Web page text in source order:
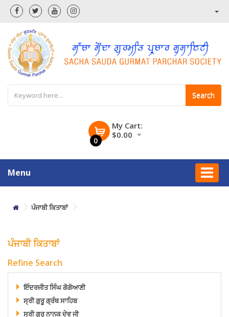
Search
0
My Cart:
$0.00
Menu
ਪੰਜਾਬੀ ਕਿਤਾਬਾਂ
ਪੰਜਾਬੀ ਕਿਤਾਬਾਂ
Refine Search
ਇੰਦਰਜੀਤ ਸਿੰਘ ਗੋਗੋਆਣੀ
ਸ੍ਰੀ ਗੁਰੂ ਗ੍ਰੰਥ ਸਾਹਿਬ
ਸ੍ਰੀ ਗੁਰੂ ਨਾਨਕ ਦੇਵ ਜੀ